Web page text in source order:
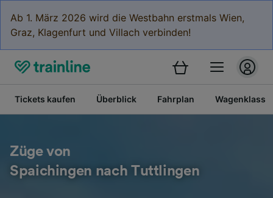
Ab 1. März 2026 wird die Westbahn erstmals Wien,
Graz, Klagenfurt und Villach verbinden!
Tickets kaufen Überblick Fahrplan
Züge von
Spaichingen nach Tuttlingen